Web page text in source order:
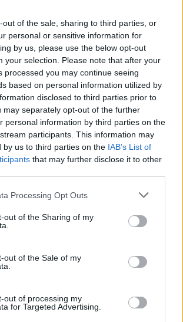
out of the sale, sharing to third parties, or
personal or sensitive information for
by us, please use the below opt-out
your selection. Please note that after your
processed you may continue seeing
based on personal information utilized by
disclosed to third parties prior to
may separately opt-out of the further
personal information by third parties on the
participants. This information may
by us to third parties on the IAB’s List of
that may further disclose it to other
Processing Opt Outs
out of the Sharing of my
out of the Sale of my
out of processing my
for Targeted Advertising.
Pass: Έρχονται τα νέα
και 300 ευρώ – Πότε ανοίγει
2022
και ποιοι «κόβονται»
Αυτοκίνητο κατέληξε στο
από τροχαίο (Βίντεο)
σοβαρές υλικές ζημιές - Καλά στην